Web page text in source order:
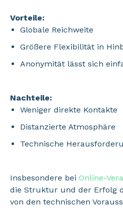
Vorteile:
Globale Reichweite
Größere Flexibilität in
Anonymität lässt sich
Nachteile:
Weniger direkte Kontakte
Distanzierte Atmosphäre
Technische
Insbesondere bei Online-
die Struktur und der Erfolg
von den technischen